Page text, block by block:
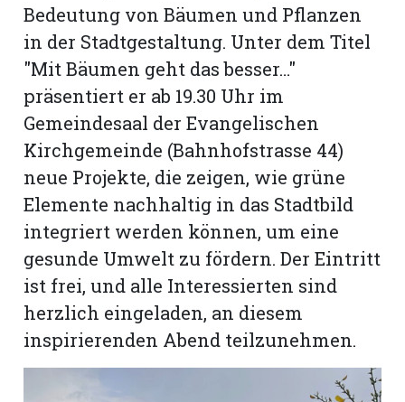
Bedeutung von Bäumen und Pflanzen
in der Stadtgestaltung. Unter dem Titel
"Mit Bäumen geht das besser…"
präsentiert er ab 19.30 Uhr im
Gemeindesaal der Evangelischen
Kirchgemeinde (Bahnhofstrasse 44)
neue Projekte, die zeigen, wie grüne
Elemente nachhaltig in das Stadtbild
integriert werden können, um eine
gesunde Umwelt zu fördern. Der Eintritt
ist frei, und alle Interessierten sind
herzlich eingeladen, an diesem
inspirierenden Abend teilzunehmen.